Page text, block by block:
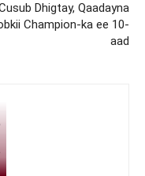
Dhigtay, Qaadayna
Champion-ka ee 10-
aad